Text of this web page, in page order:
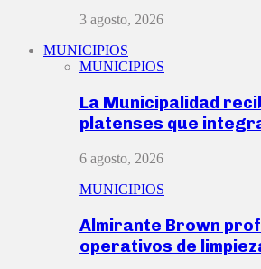
3 agosto, 2026
MUNICIPIOS
MUNICIPIOS
La Municipalidad
platenses que
6 agosto, 2026
MUNICIPIOS
Almirante Brown
operativos de